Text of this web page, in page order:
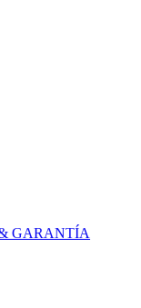
GARANTÍA